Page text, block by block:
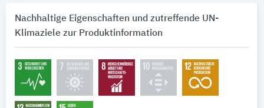
Nachhaltige Eigenschaften und zutreffende UN-
Klimaziele zur Produktinformation